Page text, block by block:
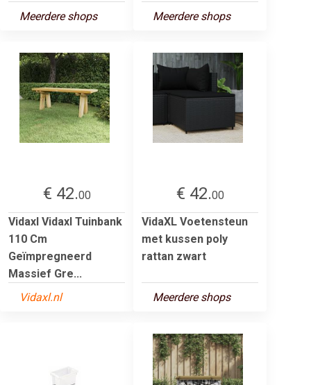
Meerdere shops
Meerdere shops
€ 42.00
Vidaxl Vidaxl Tuinbank
110 Cm
Geïmpregneerd
Massief Gre...
Vidaxl.nl
€ 42.00
VidaXL Voetensteun
met kussen poly
rattan zwart
Meerdere shops